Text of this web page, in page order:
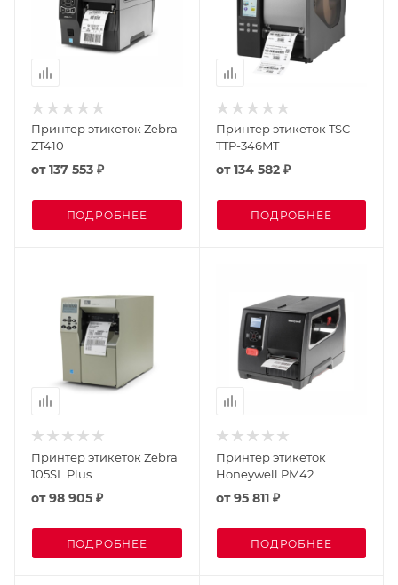
Принтер этикеток Zebra
ZT410
от137 553 ₽
ПОДРОБНЕЕ
Принтер этикеток TSC
TTP-346MT
от134 582 ₽
ПОДРОБНЕЕ
Принтер этикеток Zebra
105SL Plus
от98 905 ₽
ПОДРОБНЕЕ
Принтер этикеток
Honeywell PM42
от95 811 ₽
ПОДРОБНЕЕ